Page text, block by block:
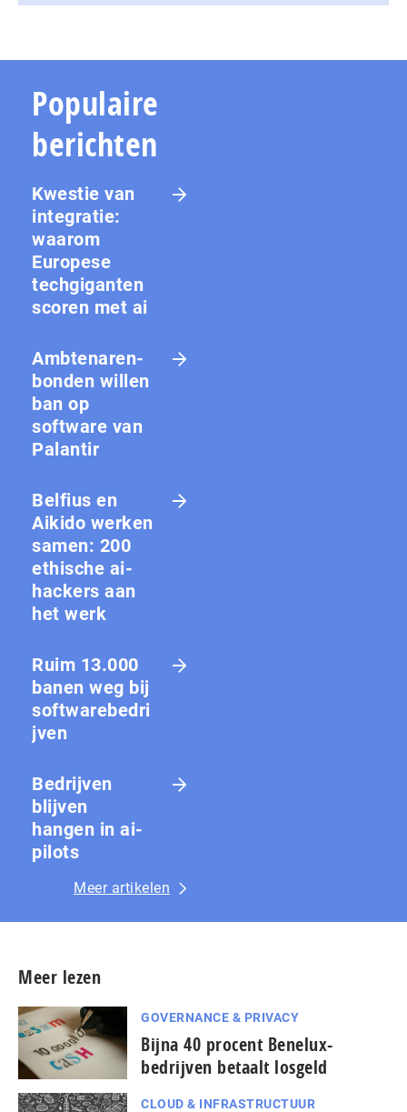
Populaire
berichten
Kwestie van
integratie:
waarom
Europese
techgiganten
scoren met ai
Amb­te­na­ren­
bon­den willen
ban op
software van
Palantir
Belfius en
Aikido werken
samen: 200
ethische ai-
hackers aan
het werk
Ruim 13.000
banen weg bij
softwarebedri
jven
Bedrijven
blijven
hangen in ai-
pilots
Meer artikelen
Meer lezen
GOVERNANCE & PRIVACY
Bijna 40 procent Benelux-
bedrijven betaalt losgeld
CLOUD & INFRASTRUCTUUR